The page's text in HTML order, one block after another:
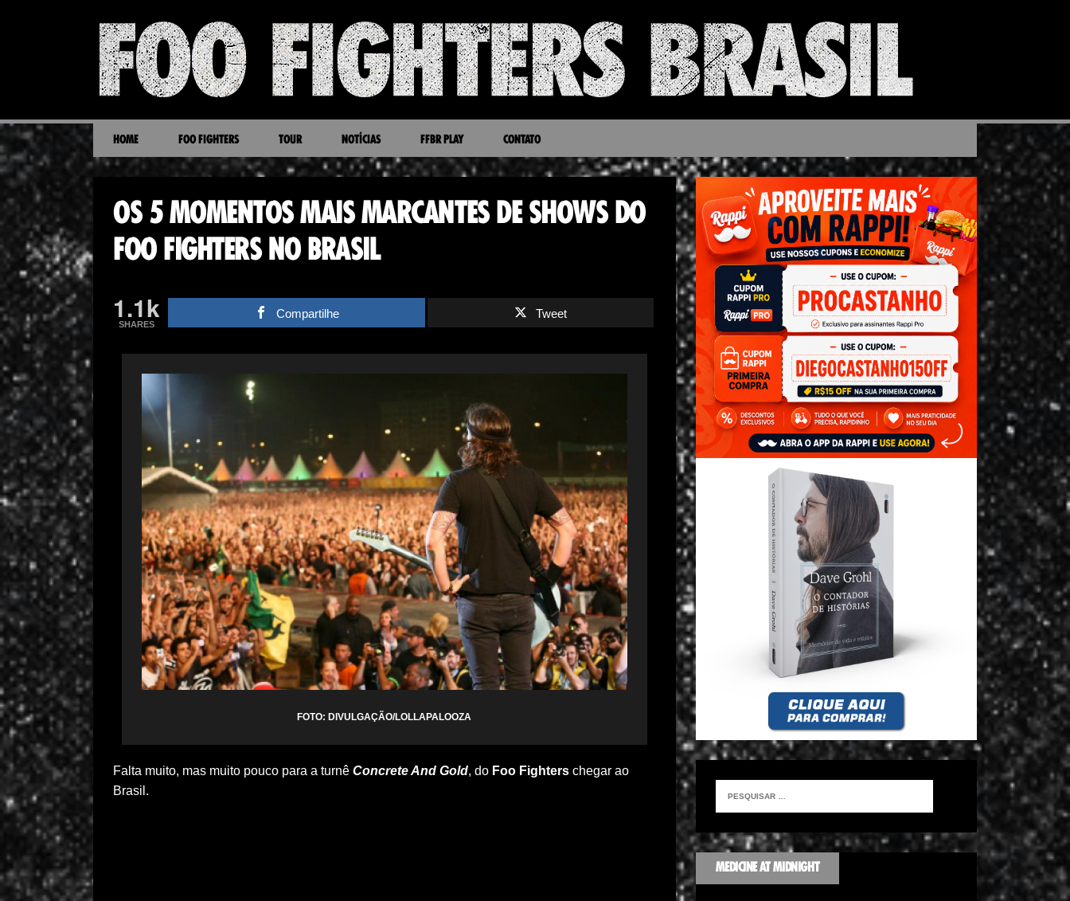
HOME FOO FIGHTERS TOUR NOTÍCIAS FFBR PLAY CONTATO
OS 5 MOMENTOS MAIS MARCANTES DE SHOWS DO
FOO FIGHTERS NO BRASIL
1.1k
SHARES
Compartilhe Tweet
FOTO: DIVULGAÇÃO/LOLLAPALOOZA
Falta muito, mas muito pouco para a turnê Concrete And Gold, do Foo Fighters chegar ao
Brasil.
MEDICINE AT MIDNIGHT